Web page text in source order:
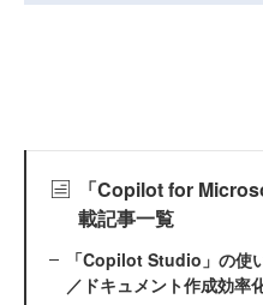
「Copilot for
載記事一覧
「Copilot Studio」の使
／ドキュメント作成効率